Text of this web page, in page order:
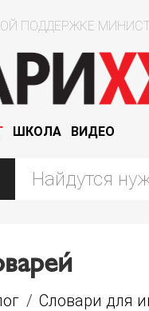
ПОДДЕРЖКЕ
ШКОЛА ВИДЕО
/ Словари для